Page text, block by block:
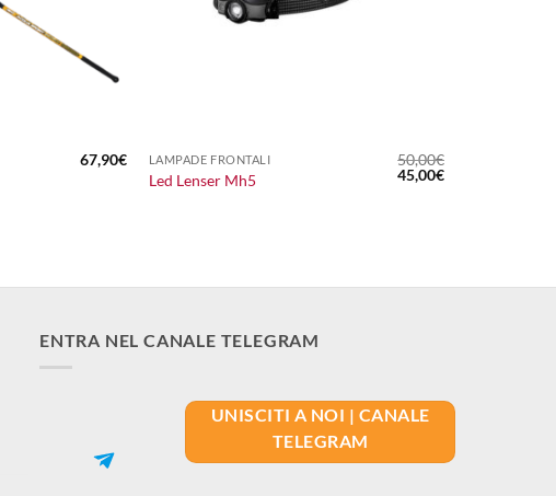
67,90€ LAMPADE FRONTALI
Led Lenser Mh5
50,00€
Il
prezzo
45,00€Il
ENTRA NEL CANALE TELEGRAM
UNISCITI A NOI | CANALE
TELEGRAM